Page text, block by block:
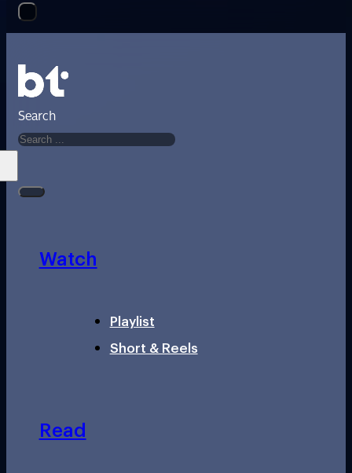
Search
Watch
Playlist
Short & Reels
Read